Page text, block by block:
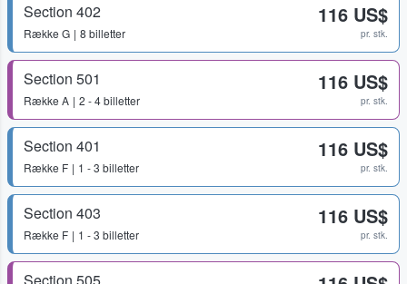
Section 402
Række G 8 billetter
116 US$
pr. stk.
Section 501
Række A 2 - 4 billetter
116 US$
pr. stk.
Section 401
Række F 1 - 3 billetter
116 US$
pr. stk.
Section 403
Række F 1 - 3 billetter
116 US$
pr. stk.